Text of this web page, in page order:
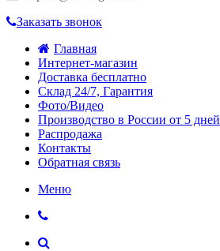
Заказать звонок
Главная
Интернет-магазин
Доставка бесплатно
Склад 24/7, Гарантия
Фото/Видео
Производство в России от 5 дней
Распродажа
Контакты
Обратная связь
Меню